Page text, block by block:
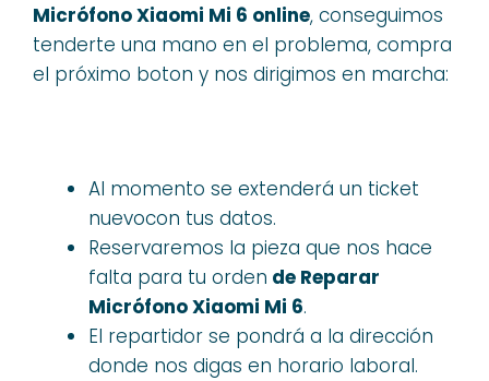
Micrófono Xiaomi Mi 6 online, conseguimos
tenderte una mano en el problema, compra
el próximo boton y nos dirigimos en marcha:
Al momento se extenderá un ticket
nuevocon tus datos.
Reservaremos la pieza que nos hace
falta para tu orden de Reparar
Micrófono Xiaomi Mi 6.
El repartidor se pondrá a la dirección
donde nos digas en horario laboral.